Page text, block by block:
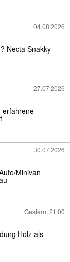
04.08.2026
Necta Snakky
27.07.2026
erfahrene
30.07.2026
Minivan
Gestern, 21:00
Holz als